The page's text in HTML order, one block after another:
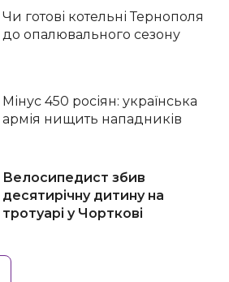
Чи готові котельні Тернополя
до опалювального сезону
Мінус 450 росіян: українська
армія нищить нападників
Велосипедист збив
десятирічну дитину на
тротуарі у Чорткові